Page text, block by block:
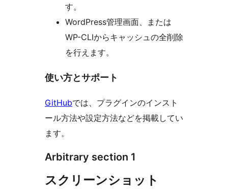
す。
WordPress管理画面、または
WP-CLIからキャッシュの全削除
を行えます。
使い方とサポート
GitHubでは、プラグインのインスト
ール方法や設定方法などを掲載してい
ます。
Arbitrary section 1
スクリーンショット